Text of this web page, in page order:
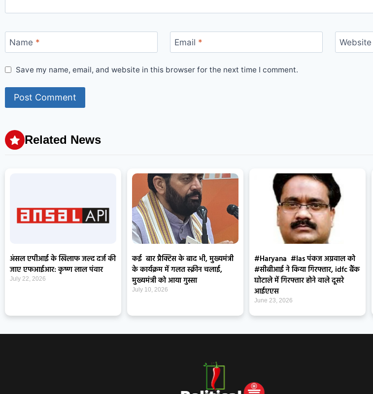
Name * Email * Website
Save my name, email, and website in this browser for the next time I comment.
Related News
अंसल एपीआई के खिलाफ जल्द दर्ज की
जाए एफआईआर: कृष्ण लाल पंवार
July 22, 2026
कई बार प्रैक्टिस के बाद भी, मुख्यमंत्री
के कार्यक्रम में गलत स्क्रीन चलाई,
मुख्यमंत्री को आया गुस्सा
July 10, 2026
#Haryana #Ias पंकज अग्रवाल को
#सीबीआई ने किया गिरफ्तार, idfc बैंक
घोटाले में गिरफ्तार होने वाले दूसरे
आईएएस
June 23, 2026